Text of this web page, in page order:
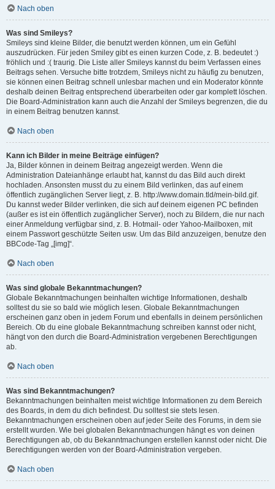
Nach oben
Was sind Smileys?
Smileys sind kleine Bilder, die benutzt werden können, um ein Gefühl
auszudrücken. Für jeden Smiley gibt es einen kurzen Code, z. B. bedeutet :)
fröhlich und :( traurig. Die Liste aller Smileys kannst du beim Verfassen eines
Beitrags sehen. Versuche bitte trotzdem, Smileys nicht zu häufig zu benutzen,
sie können einen Beitrag schnell unlesbar machen und ein Moderator könnte
deshalb deinen Beitrag entsprechend überarbeiten oder gar komplett löschen.
Die Board-Administration kann auch die Anzahl der Smileys begrenzen, die du
in einem Beitrag benutzen kannst.
Nach oben
Kann ich Bilder in meine Beiträge einfügen?
Ja, Bilder können in deinem Beitrag angezeigt werden. Wenn die
Administration Dateianhänge erlaubt hat, kannst du das Bild auch direkt
hochladen. Ansonsten musst du zu einem Bild verlinken, das auf einem
öffentlich zugänglichen Server liegt, z. B. http://www.domain.tld/mein-bild.gif.
Du kannst weder Bilder verlinken, die sich auf deinem eigenen PC befinden
(außer es ist ein öffentlich zugänglicher Server), noch zu Bildern, die nur nach
einer Anmeldung verfügbar sind, z. B. Hotmail- oder Yahoo-Mailboxen, mit
einem Passwort geschützte Seiten usw. Um das Bild anzuzeigen, benutze den
BBCode-Tag „[img]“.
Nach oben
Was sind globale Bekanntmachungen?
Globale Bekanntmachungen beinhalten wichtige Informationen, deshalb
solltest du sie so bald wie möglich lesen. Globale Bekanntmachungen
erscheinen ganz oben in jedem Forum und ebenfalls in deinem persönlichen
Bereich. Ob du eine globale Bekanntmachung schreiben kannst oder nicht,
hängt von den durch die Board-Administration vergebenen Berechtigungen
ab.
Nach oben
Was sind Bekanntmachungen?
Bekanntmachungen beinhalten meist wichtige Informationen zu dem Bereich
des Boards, in dem du dich befindest. Du solltest sie stets lesen.
Bekanntmachungen erscheinen oben auf jeder Seite des Forums, in dem sie
erstellt wurden. Wie bei globalen Bekanntmachungen hängt es von deinen
Berechtigungen ab, ob du Bekanntmachungen erstellen kannst oder nicht. Die
Berechtigungen werden von der Board-Administration vergeben.
Nach oben